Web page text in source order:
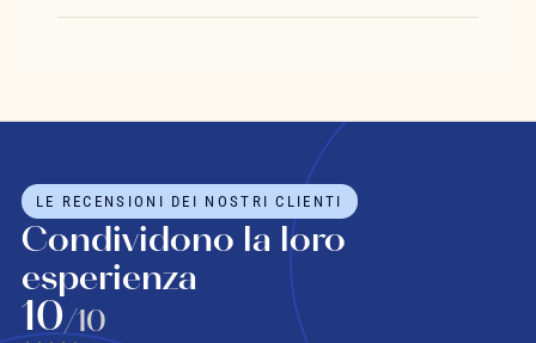
LE RECENSIONI DEI NOSTRI CLIENTI
Condividono la loro
esperienza
10/10